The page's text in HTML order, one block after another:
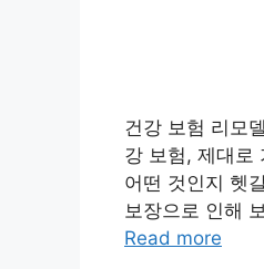
건강 보험 리모
강 보험, 제대로
어떤 것인지 헷
보장으로 인해
Read more